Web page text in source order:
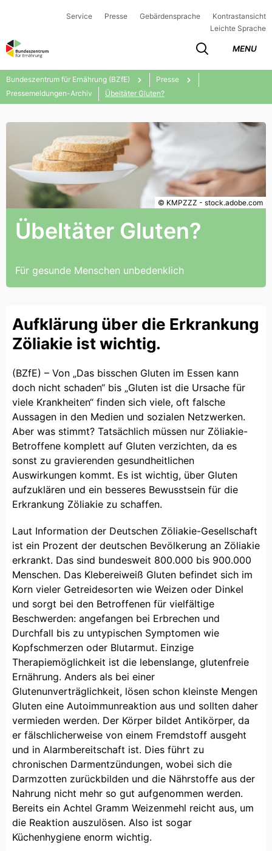
Service Presse Gebärdensprache
Kontrastansicht
Leichte Sprache
MENU
Bundeszentrum für Ernährung (BZfE)
Presse
Pressemeldungen-Archiv
Übeltäter Gluten?
Übeltäter Gluten?
Für gesunde Menschen unbedenklich
© KMPZZZ - stock.adobe.com
Aufklärung über die Erkrankung
Zöliakie ist wichtig.
(BZfE) – Von „Das bisschen Gluten im Essen kann
doch nicht schaden“ bis „Gluten ist die Ursache für
viele Krankheiten“ finden sich viele, oft falsche
Aussagen in den Medien und sozialen Netzwerken.
Aber was stimmt? Tatsächlich müssen nur Zöliakie-
Betroffene komplett auf Gluten verzichten, da es
sonst zu gravierenden gesundheitlichen
Auswirkungen kommt. Es ist wichtig, über Gluten
aufzuklären und ein besseres Bewusstsein für die
Erkrankung Zöliakie zu schaffen.
Laut Information der Deutschen Zöliakie-Gesellschaft
ist ein Prozent der deutschen Bevölkerung an Zöliakie
erkrankt. Das sind bundesweit 800.000 bis 900.000
Menschen. Das Klebereiweiß Gluten befindet sich im
Korn vieler Getreidesorten wie Weizen oder Dinkel
und sorgt bei den Betroffenen für vielfältige
Beschwerden: angefangen bei Erbrechen und
Durchfall bis zu untypischen Symptomen wie
Kopfschmerzen oder Blutarmut. Einzige
Therapiemöglichkeit ist die lebenslange, glutenfreie
Ernährung. Anders als bei einer
Glutenunverträglichkeit, lösen schon kleinste Mengen
Gluten eine Autoimmunreaktion aus und sollten daher
vermieden werden. Der Körper bildet Antikörper, da
er fälschlicherweise von einem Fremdstoff ausgeht
und in Alarmbereitschaft ist. Dies führt zu
chronischen Darmentzündungen, wobei sich die
Darmzotten zurückbilden und die Nährstoffe aus der
Nahrung nicht mehr so gut aufgenommen werden.
Bereits ein Achtel Gramm Weizenmehl reicht aus, um
die Reaktion auszulösen. Also ist sogar
Küchenhygiene enorm wichtig.